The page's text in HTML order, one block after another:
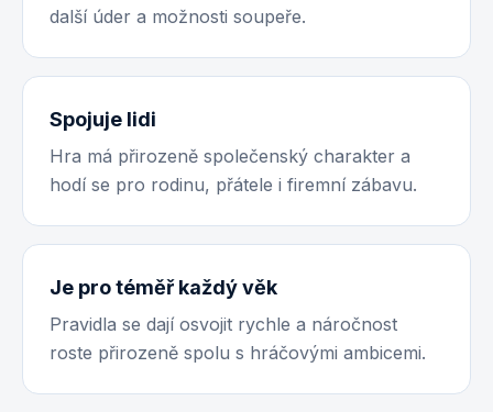
další úder a možnosti soupeře.
Spojuje lidi
Hra má přirozeně společenský charakter a
hodí se pro rodinu, přátele i firemní zábavu.
Je pro téměř každý věk
Pravidla se dají osvojit rychle a náročnost
roste přirozeně spolu s hráčovými ambicemi.